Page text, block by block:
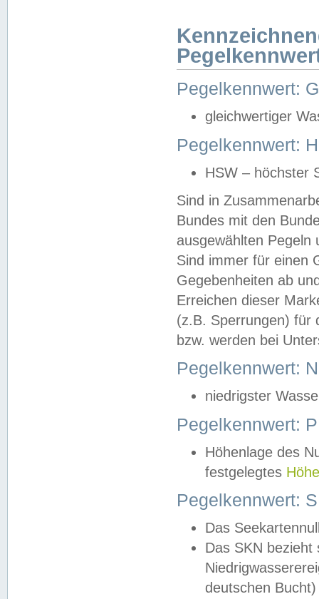
Pegelkennwert:
gleichwertiger
Pegelkennwert:
HSW – höchster
Sind in
Bundes mit den
ausgewählten
Sind immer für einen
Gegebenheiten ab
Erreichen dieser
(z.B. Sperrungen) für
bzw. werden bei
Pegelkennwert:
niedrigster
Pegelkennwert:
Höhenlage des
festgelegtes
Pegelkennwert:
Das
Das SKN
deutschen